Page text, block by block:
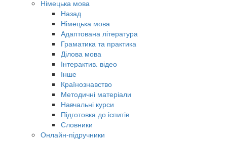
Німецька мова
Назад
Німецька мова
Адаптована література
Граматика та практика
Ділова мова
Інтерактив. відео
Інше
Країнознавство
Методичні матеріали
Навчальні курси
Підготовка до іспитів
Словники
Онлайн-підручники